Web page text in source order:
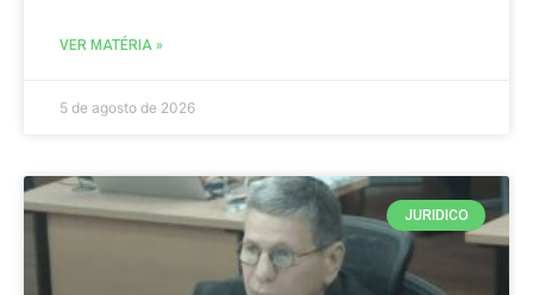
VER MATÉRIA »
5 de agosto de 2026
JURIDICO